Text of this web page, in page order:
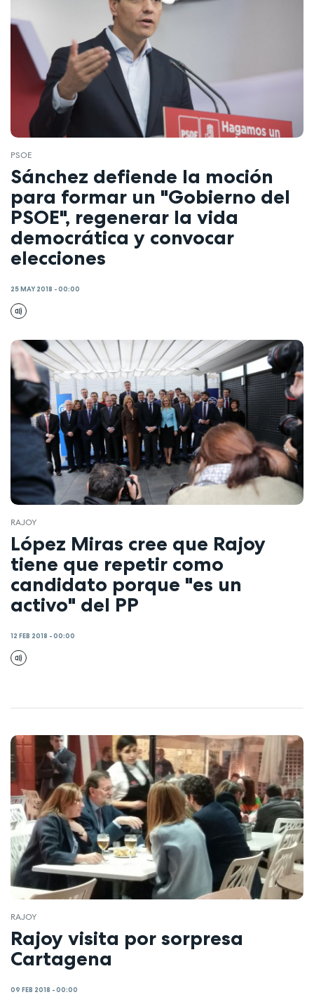
PSOE
Sánchez defiende la moción
para formar un "Gobierno del
PSOE", regenerar la vida
democrática y convocar
elecciones
25 MAY 2018 - 00:00
RAJOY
López Miras cree que Rajoy
tiene que repetir como
candidato porque "es un
activo" del PP
12 FEB 2018 - 00:00
RAJOY
Rajoy visita por sorpresa
Cartagena
09 FEB 2018 - 00:00